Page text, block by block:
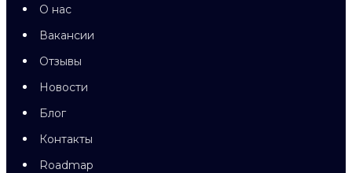
О нас
Вакансии
Отзывы
Новости
Блог
Контакты
Roadmap